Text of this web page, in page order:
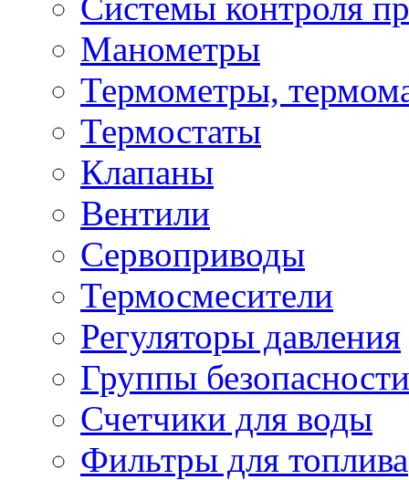
Манометры
Термометры,
Термостаты
Клапаны
Вентили
Сервоприводы
Термосмесители
Регуляторы давления
Группы безопасности
Счетчики для воды
Фильтры для топлива